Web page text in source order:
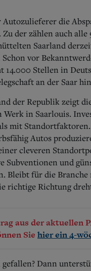
Autozulieferer die
der zählen auch
Saarland
vor
14.000 Stellen in
an der Saar
der Republik zeigt
Werk in Saarlouis.
mit
Autos
cleveren
Subventionen und
Bleibt für die
richtige Richtung
aus der aktuellen
Sie hier ein 4-
Dann